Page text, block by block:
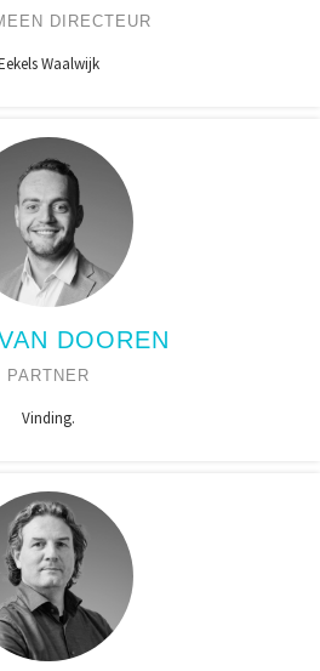
DIRECTEUR
Waalwijk
DOOREN
PARTNER
Vinding.